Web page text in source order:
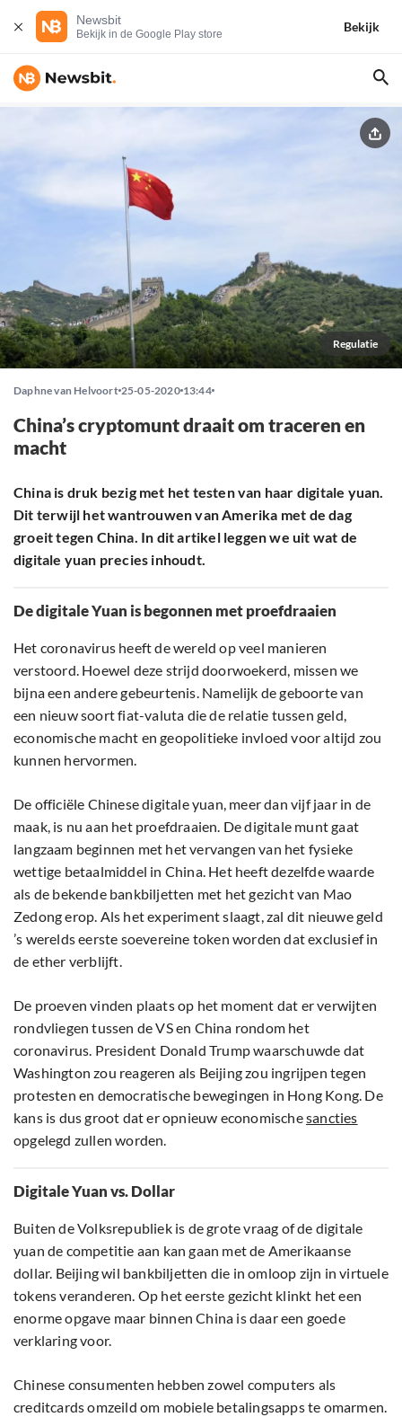
Newsbit
Bekijk in de Google Play store
Bekijk
Regulatie
Daphne van Helvoort 25-05-2020 13:44
China’s cryptomunt draait om traceren en
macht
China is druk bezig met het testen van haar digitale yuan.
Dit terwijl het wantrouwen van Amerika met de dag
groeit tegen China. In dit artikel leggen we uit wat de
digitale yuan precies inhoudt.
De digitale Yuan is begonnen met proefdraaien
Het coronavirus heeft de wereld op veel manieren
verstoord. Hoewel deze strijd doorwoekerd, missen we
bijna een andere gebeurtenis. Namelijk de geboorte van
een nieuw soort fiat-valuta die de relatie tussen geld,
economische macht en geopolitieke invloed voor altijd zou
kunnen hervormen.
De officiële Chinese digitale yuan, meer dan vijf jaar in de
maak, is nu aan het proefdraaien. De digitale munt gaat
langzaam beginnen met het vervangen van het fysieke
wettige betaalmiddel in China. Het heeft dezelfde waarde
als de bekende bankbiljetten met het gezicht van Mao
Zedong erop. Als het experiment slaagt, zal dit nieuwe geld
’s werelds eerste soevereine token worden dat exclusief in
de ether verblijft.
De proeven vinden plaats op het moment dat er verwijten
rondvliegen tussen de VS en China rondom het
coronavirus. President Donald Trump waarschuwde dat
Washington zou reageren als Beijing zou ingrijpen tegen
protesten en democratische bewegingen in Hong Kong. De
kans is dus groot dat er opnieuw economischesancties
opgelegd zullen worden.
Digitale Yuan vs. Dollar
Buiten de Volksrepubliek is de grote vraag of de digitale
yuan de competitie aan kan gaan met de Amerikaanse
dollar. Beijing wil bankbiljetten die in omloop zijn in virtuele
tokens veranderen. Op het eerste gezicht klinkt het een
enorme opgave maar binnen China is daar een goede
verklaring voor.
Chinese consumenten hebben zowel computers als
creditcards omzeild om mobiele betalingsapps te omarmen.